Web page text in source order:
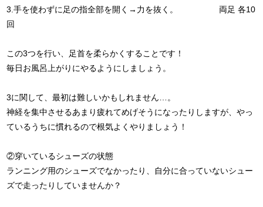
3.手を使わずに足の指全部を開く→力を抜く。 両足 各10
回
この3つを行い、足首を柔らかくすることです！
毎日お風呂上がりにやるようにしましょう。
3に関して、最初は難しいかもしれません…。
神経を集中させるあまり疲れてめげそうになったりしますが、やっ
ているうちに慣れるので根気よくやりましょう！
②穿いているシューズの状態
ランニング用のシューズでなかったり、自分に合っていないシュー
ズで走ったりしていませんか？